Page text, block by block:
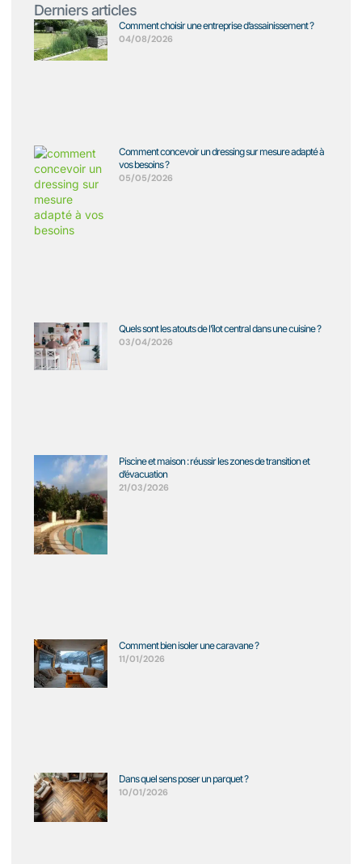
Derniers articles
Comment choisir une entreprise d’assainissement ?
04/08/2026
Comment concevoir un dressing sur mesure adapté à
vos besoins ?
05/05/2026
Quels sont les atouts de l’îlot central dans une cuisine ?
03/04/2026
Piscine et maison : réussir les zones de transition et
d’évacuation
21/03/2026
Comment bien isoler une caravane ?
11/01/2026
Dans quel sens poser un parquet ?
10/01/2026